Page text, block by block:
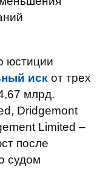
юстиции
иск от трех
млрд.
Dridgemоnt
Limited –
после
судом